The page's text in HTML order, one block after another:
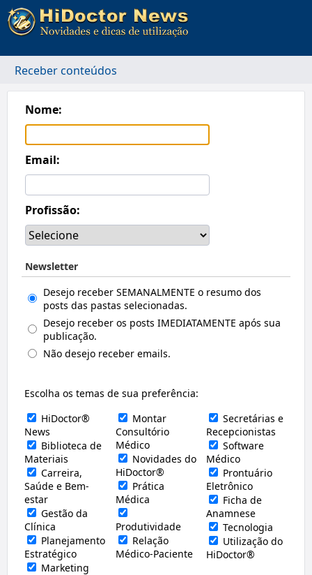
Receber conteúdos
Nome:
Email:
Profissão:
Newsletter
Desejo receber SEMANALMENTE o resumo dos
posts das pastas selecionadas.
Desejo receber os posts IMEDIATAMENTE após sua
publicação.
Não desejo receber emails.
Escolha os temas de sua preferência:
HiDoctor®
News
Biblioteca de
Materiais
Carreira,
Saúde e Bem-
estar
Gestão da
Clínica
Planejamento
Estratégico
Marketing
Montar
Consultório
Médico
Novidades do
HiDoctor®
Prática
Médica
Produtividade
Relação
Médico-Paciente
Secretárias e
Recepcionistas
Software
Médico
Prontuário
Eletrônico
Ficha de
Anamnese
Tecnologia
Utilização do
HiDoctor®